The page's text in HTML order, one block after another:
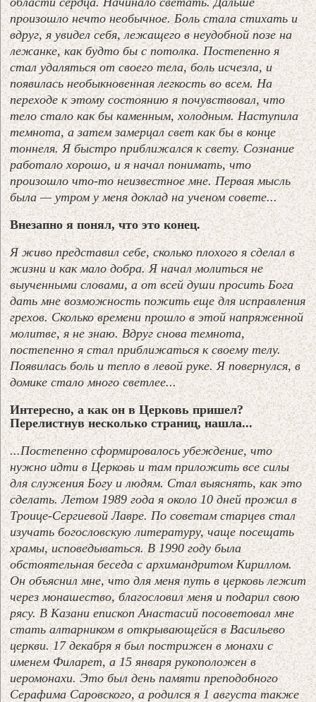
произошло нечто необычное. Боль стала стихать и
вдруг, я увидел себя, лежащего в неудобной позе на
лежанке, как будто бы с потолка. Постепенно я
стал удаляться от своего тела, боль исчезла, и
появилась необыкновенная легкость во всем. На
переходе к этому состоянию я почувствовал, что
тело стало как бы каменным, холодным. Наступила
темнота, а затем замерцал свет как бы в конце
тоннеля. Я быстро приближался к свету. Сознание
работало хорошо, и я начал понимать, что
произошло что-то неизвестное мне. Первая мысль
была — утром у меня доклад на ученом совете...
Внезапно я понял, что это конец.
Я живо представил себе, сколько плохого я сделал в
жизни и как мало добра. Я начал молиться не
выученными словами, а от всей души просить Бога
дать мне возможность пожить еще для исправления
грехов. Сколько времени прошло в этой напряженной
молитве, я не знаю. Вдруг снова темнота,
постепенно я стал приближаться к своему телу.
Появилась боль и тепло в левой руке. Я повернулся, в
домике стало много светлее...
Интересно, а как он в Церковь пришел?
Перелистнув несколько страниц, нашла...
...Постепенно сформировалось убеждение, что
нужно идти в Церковь и там приложить все силы
для служения Богу и людям. Стал выяснять, как это
сделать. Летом 1989 года я около 10 дней прожил в
Троице-Сергиевой Лавре. По советам старцев стал
изучать богословскую литературу, чаще посещать
храмы, исповедываться. В 1990 году была
обстоятельная беседа с архимандритом Кириллом.
Он объяснил мне, что для меня путь в церковь лежит
через монашество, благословил меня и подарил свою
рясу. В Казани епископ Анастасий посоветовал мне
стать алтарником в открывающейся в Васильево
церкви. 17 декабря я был пострижен в монахи с
именем Филарет, а 15 января рукоположен в
иеромонахи. Это был день памяти преподобного
Серафима Саровского, а родился я 1 августа также